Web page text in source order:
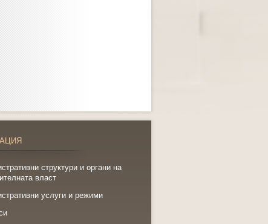
структури и органи на
власт
услуги и режими